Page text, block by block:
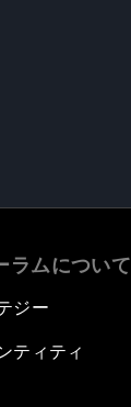
ラムについて
ジー
ティティ